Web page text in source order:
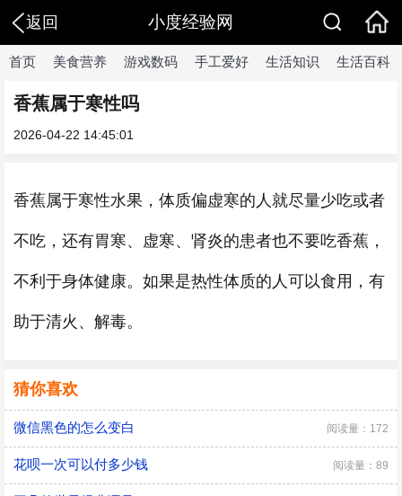
返回 小度经验网
首页 美食营养 游戏数码 手工爱好 生活知识 生活百科
香蕉属于寒性吗
2026-04-22 14:45:01
香蕉属于寒性水果，体质偏虚寒的人就尽量少吃或者
不吃，还有胃寒、虚寒、肾炎的患者也不要吃香蕉，
不利于身体健康。如果是热性体质的人可以食用，有
助于清火、解毒。
猜你喜欢
微信黑色的怎么变白 阅读量：172
花呗一次可以付多少钱 阅读量：89